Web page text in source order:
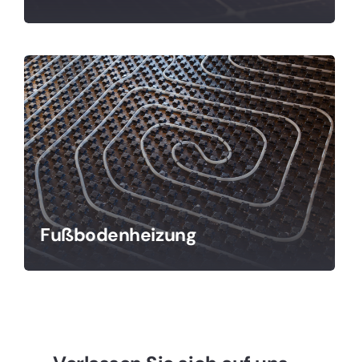
Fußbodenheizung